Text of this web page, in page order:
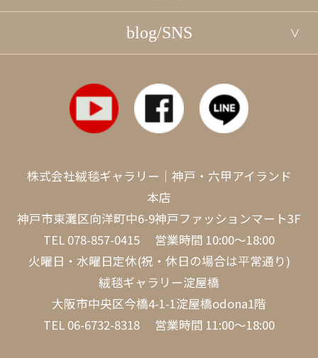
blog/SNS
株式会社絨毯ギャラリー｜神戸・六甲アイランド
本店
神戸市東灘区向洋町中6-9神戸ファッションマート3F
TEL 078-857-0415 営業時間 10:00～18:00
火曜日・水曜日定休(祝・休日の場合は平常通り)
絨毯ギャラリー淀屋橋
大阪市中央区今橋4-1-1淀屋橋odona1階
TEL 06-6732-8318 営業時間 11:00～18:00